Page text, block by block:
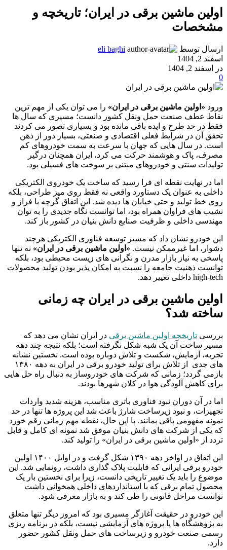
اولین ماشین برقی در ایران؛ تاریخچه و
مشخصات
ارسال توسط
eli baghi
اسفند 2, 1404
در اسفند 2, 1404
0
ورود «اولین ماشین برقی در ایران» را می توان یکی از مهم ترین
نقاط عطف صنعت حمل ونقل کشور دانست؛ مسیری که سال ها
فقط در حد طرح و ایده باقی مانده بود و بسیاری تصور می کردند
تحقق آن در شرایط فعلی اقتصادی و صنعتی، بسیار دور از ذهن
است. در سال هایی که جهان با سرعت به سمت خودروهای کم
مصرف، پاک و هوشمند حرکت می کرد، ایران همچنان درگیر
تولیدات سنتی و خودروهای مبتنی بر سوخت های فسیلی بود.
اما در نهایت نقطه ای فرا رسید که ساخت یک خودروی الکتریکی
داخلی به عنوان یک دستاورد واقعی نه فقط روی میز طراحی، بلکه
روی خط تولید و حتی خیابان ها دیده شد. این اتفاق گرچه با فراز و
نشیب های فراوان همراه بود، اما توانست نگاه جدیدی را به توان
مهندسی داخلی و ظرفیت صنایع دانش بنیان در کشور باز کند.
این خودرو نشان داد که مسیر توسعه فناوری الکتریکی هرچند
دشوار، اما غیرممکن نیست. «اولین ماشین برقی در ایران» نه تنها
پاسخی به نیاز بازار مدرن و نگرانی های زیست محیطی بود، بلکه
توانست ذهنیت جامعه را نسبت به امکان پذیر بودن تولید محصولات
high-tech داخلی تغییر دهد.
اولین ماشین برقی در ایران چه زمانی
ساخته شد؟
بررسی تاریخچه اولین ماشین برقی در ایران نشان می دهد که
مسیر ساخت آن یک شبه شکل نگرفته است؛ بلکه نتیجه چند دهه
تجربه، آزمایش، شکست و تلاش دوباره بوده است. نخستین نشانه
های جدی از تلاش برای تولید خودرو برقی در ایران به دهه ۱۳۸۰
بازمی گردد؛ زمانی که شرکت های خودروساز به دنبال راه حل هایی
برای کاهش آلودگی هوا در کلان شهرها بودند.
اما در آن دوران نبود فناوری باتری مناسب، هزینه شدید واردات
تجهیزات، و نبود زیرساخت شارژ باعث شد این پروژه ها تنها در حد
نمونه مفهومی باقی بمانند. با این حال، نقطه مهم زمانی رقم خورد
که یکی از شرکت های دانش بنیان موفق شد نمونه ای کامل و قابل
تردد از «اولین ماشین برقی در ایران» را تولید کند.
این اتفاق در اواخر دهه ۱۳۹۰ شکل گرفت و در اوایل ۱۴۰۰ اولین
خودرو برقی ایرانی که قابلیت پلاک گذاری داشت، رونمایی شد. این
موضوع را باید یک تغییر تاریخی دانست، زیرا برای نخستین بار یک
محصول تمام برقی که با استانداردهای داخلی همخوانی داشت
توانست مراحل قانونی را طی کند و به بازار معرفی شود.
این خودرو در حقیقت آغازگر مسیری بود که امروز دیگر تنها متعلق
به پژوهشگاه ها یا پروژه های آزمایشی نیست، بلکه در برنامه ریزی
رسمی صنعت خودرو و زیرساخت های حمل ونقل کشور حضور
دارد.